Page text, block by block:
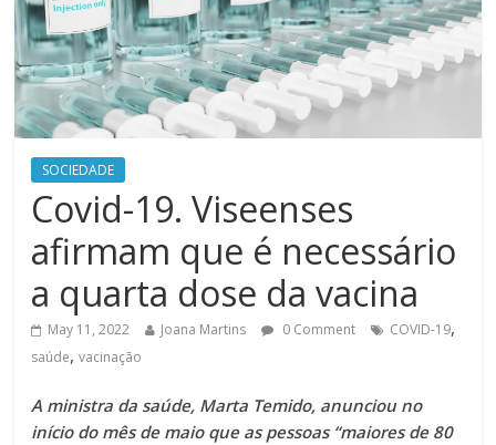
SOCIEDADE
Covid-19. Viseenses
afirmam que é necessário
a quarta dose da vacina
May 11, 2022 Joana Martins 0 Comment COVID-19,
saúde,vacinação
A ministra da saúde, Marta Temido, anunciou no
início do mês de maio que as pessoas “maiores de 80